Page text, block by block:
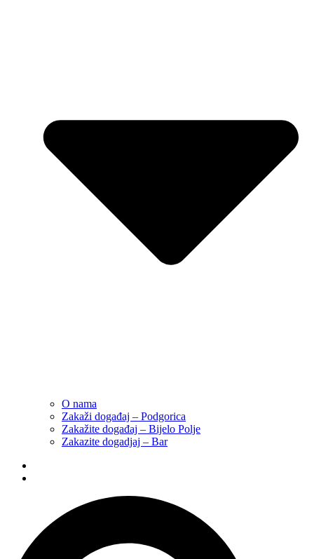
O nama
Zakaži događaj – Podgorica
Zakažite događaj – Bijelo Polje
Zakazite dogadjaj – Bar